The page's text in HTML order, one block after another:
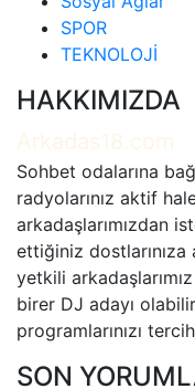
SPOR
TEKNOLOJİ
HAKKIMIZDA
Arkadas18.com
Sohbet odalarına
radyolarınız aktif
arkadaşlarımızdan
ettiğiniz
yetkili
birer DJ adayı
programlarınızı
SON